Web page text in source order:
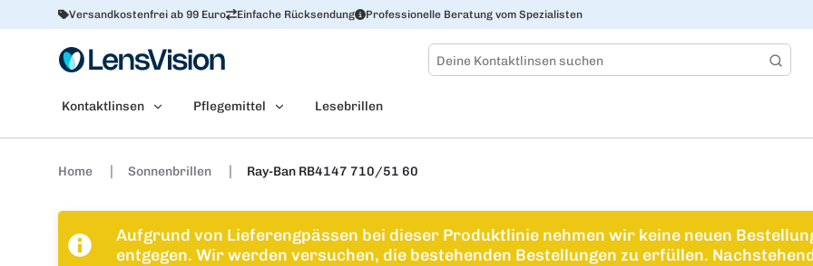
Versandkostenfrei ab 99 Euro Einfache Rücksendung Professionelle Beratung vom Spezialisten
Kontaktlinsen Pflegemittel Lesebrillen
Home Sonnenbrillen Ray-Ban RB4147 710/51 60
Aufgrund von Lieferengpässen bei dieser Produktlinie nehmen wir keine neuen
entgegen. Wir werden versuchen, die bestehenden Bestellungen zu erfüllen.